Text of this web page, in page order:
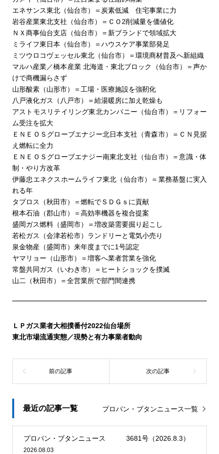
エネサンス東北（仙台市）＝炭素低減 住宅事業に力
岩谷産業東北支社（仙台市）＝ＣＯ2削減量を価値化
ＮＸ商事仙台支店（仙台市）＝新ブランドで領域拡大
ミライフ東日本（仙台市）＝ハウスケア事業部発足
ミツウロコヴェッセル東北（仙台市）＝環境商材普及へ新組織
マルハ産業／橋本産業 北海道・東北ブロック（仙台市）＝声か
けで商機漏らさず
山形酸素（山形市）＝工場・医療施設を強靭化
八戸液化ガス（八戸市）＝給湯暖房に加え乾燥も
アストモスリテイリング東北カンパニー（仙台市）＝リフォー
ム受注を拡大
ＥＮＥＯＳグローブエナジー北日本支社（青森市）＝ＣＮ見据
え燃転に全力
ＥＮＥＯＳグローブエナジー南東北支社（仙台市）＝意識・体
制・やり方改革
伊藤忠エネクスホームライフ東北（仙台市）＝業務基盤に実入
れる年
タプロス（秋田市）＝燃転でＳＤＧｓに貢献
根本石油（郡山市）＝高効率機器を複合提案
盛岡ガス燃料（盛岡市）＝増改築需要掘り起こし
若松ガス（会津若松市）ランドリーと電気小売り
泉金物産（盛岡市）来年度までに1号認定
ヤマリョー（山形市）＝増客へ業者営業を強化
常盤共同ガス（いわき市）＝ヒートショックを撲滅
山二（秋田市）＝全営業所で部門間連携
ＬＰガス業者大相撲番付2022仙台場所
東北市場流通実態／現勢と有力事業者動向
最近の記事一覧 プロパン・ブタンニュース一覧
プロパン・ブタンニュース 3681号（2026.8.3）
2026.08.03